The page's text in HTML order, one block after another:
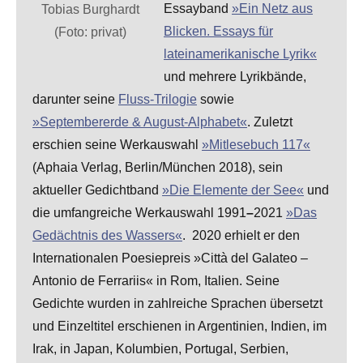
Tobias Burghardt
(Foto: privat)
Essayband »Ein Netz aus
Blicken. Essays für
lateinamerikanische Lyrik«
und mehrere Lyrikbände,
darunter seine Fluss-Trilogie sowie
»Septembererde & August-Alphabet«. Zuletzt
erschien seine Werkauswahl »Mitlesebuch 117«
(Aphaia Verlag, Berlin/München 2018), sein
aktueller Gedichtband »Die Elemente der See« und
die umfangreiche Werkauswahl 1991–2021 »Das
Gedächtnis des Wassers«. 2020 erhielt er den
Internationalen Poesiepreis »Città del Galateo –
Antonio de Ferrariis« in Rom, Italien. Seine
Gedichte wurden in zahlreiche Sprachen übersetzt
und Einzeltitel erschienen in Argentinien, Indien, im
Irak, in Japan, Kolumbien, Portugal, Serbien,